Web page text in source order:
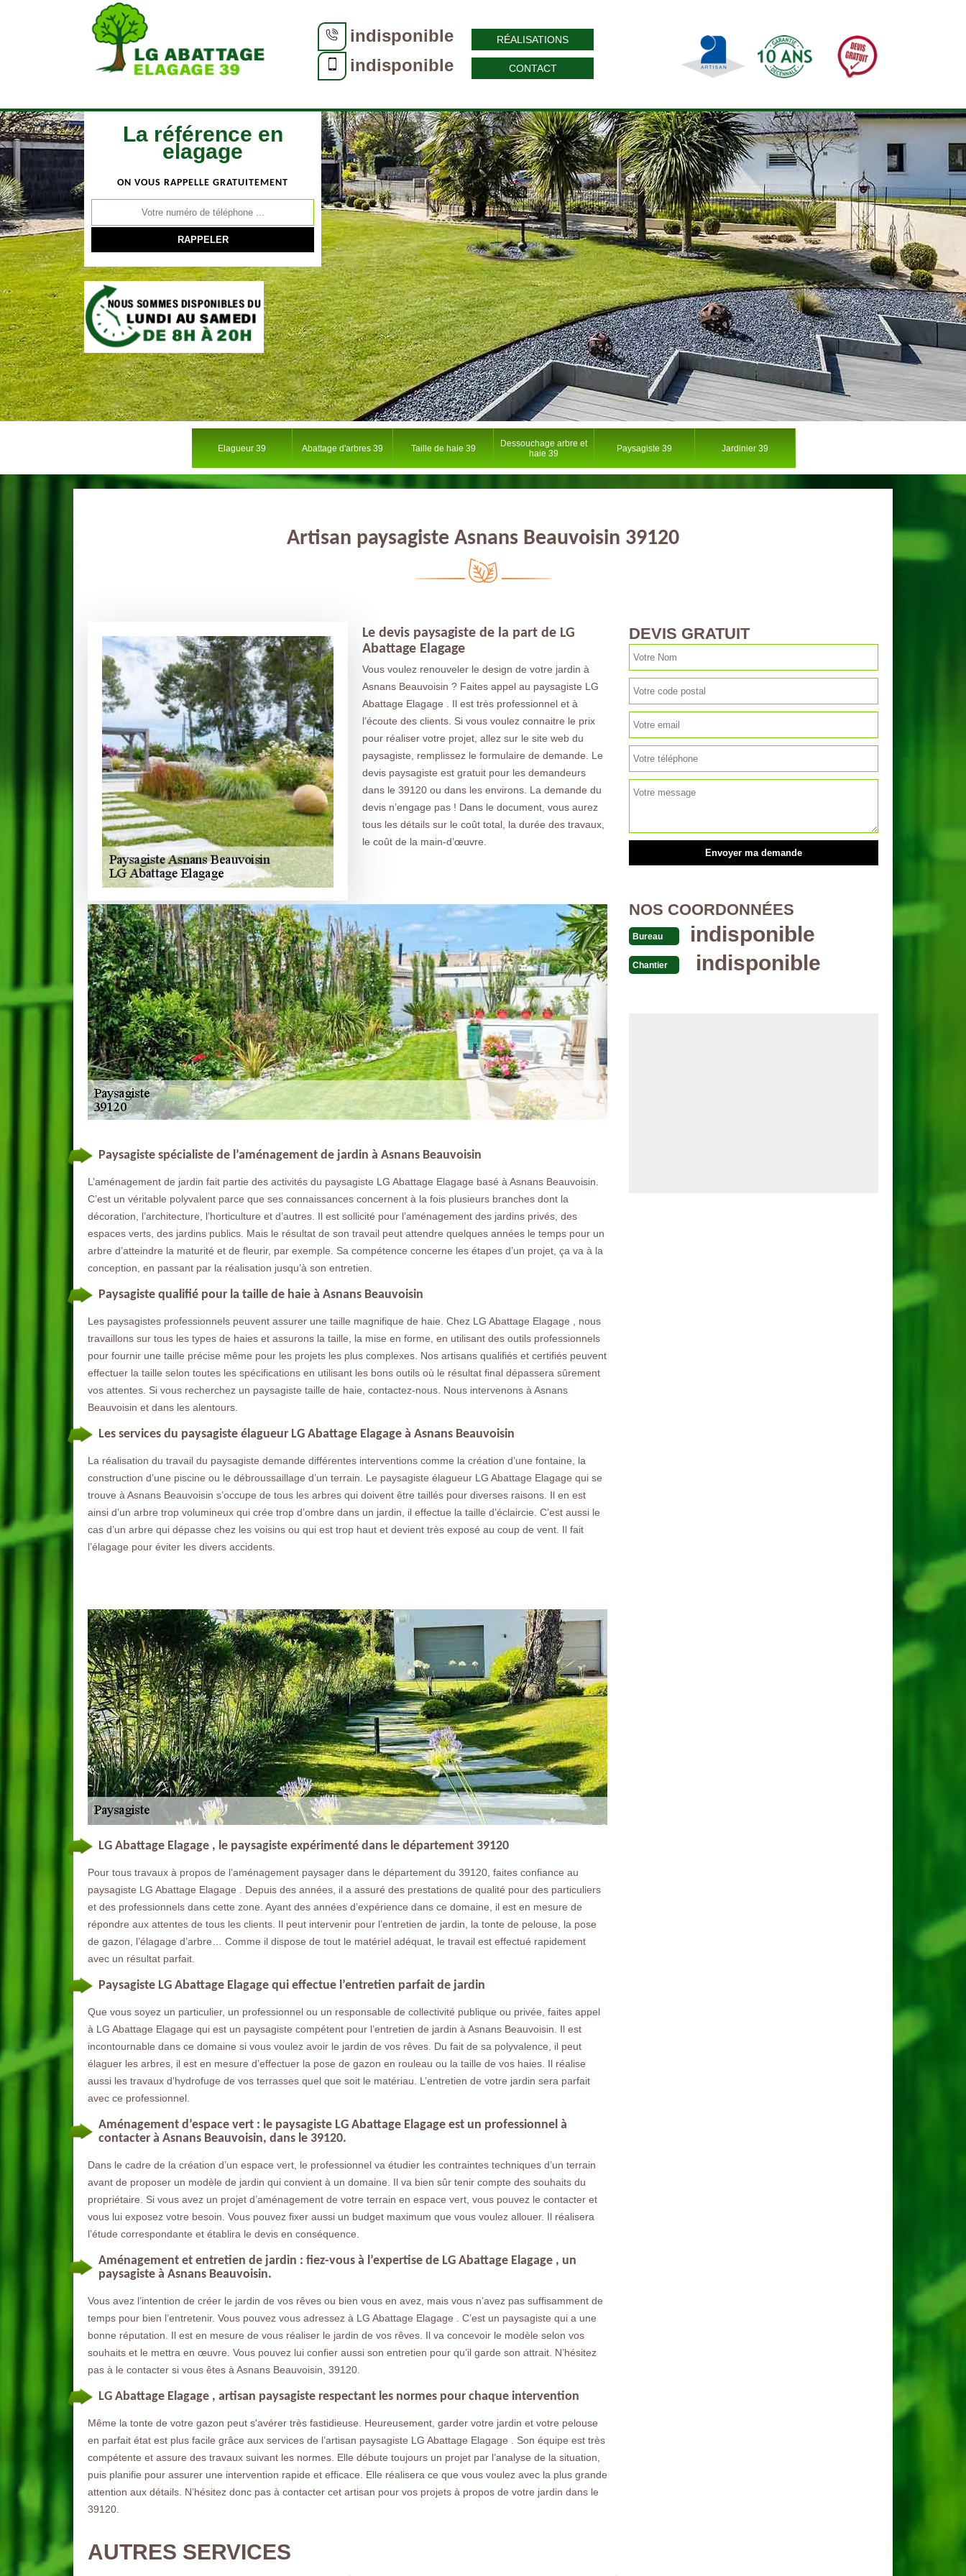
indisponible
indisponible
RÉALISATIONS
CONTACT
La référence en
elagage
ON VOUS RAPPELLE GRATUITEMENT
Elagueur 39 Abattage d'arbres 39 Taille de haie 39
Dessouchage arbre et
haie 39
Paysagiste 39 Jardinier 39
Artisan paysagiste Asnans Beauvoisin 39120
Le devis paysagiste de la part de LG
Abattage Elagage
Vous voulez renouveler le design de votre jardin à
Asnans Beauvoisin ? Faites appel au paysagiste LG
Abattage Elagage . Il est très professionnel et à
l’écoute des clients. Si vous voulez connaitre le prix
pour réaliser votre projet, allez sur le site web du
paysagiste, remplissez le formulaire de demande. Le
devis paysagiste est gratuit pour les demandeurs
dans le 39120 ou dans les environs. La demande du
devis n’engage pas ! Dans le document, vous aurez
tous les détails sur le coût total, la durée des travaux,
le coût de la main-d’œuvre.
Paysagiste spécialiste de l’aménagement de jardin à Asnans Beauvoisin
L’aménagement de jardin fait partie des activités du paysagiste LG Abattage Elagage basé à Asnans Beauvoisin.
C’est un véritable polyvalent parce que ses connaissances concernent à la fois plusieurs branches dont la
décoration, l’architecture, l’horticulture et d’autres. Il est sollicité pour l’aménagement des jardins privés, des
espaces verts, des jardins publics. Mais le résultat de son travail peut attendre quelques années le temps pour un
arbre d’atteindre la maturité et de fleurir, par exemple. Sa compétence concerne les étapes d’un projet, ça va à la
conception, en passant par la réalisation jusqu’à son entretien.
Paysagiste qualifié pour la taille de haie à Asnans Beauvoisin
Les paysagistes professionnels peuvent assurer une taille magnifique de haie. Chez LG Abattage Elagage , nous
travaillons sur tous les types de haies et assurons la taille, la mise en forme, en utilisant des outils professionnels
pour fournir une taille précise même pour les projets les plus complexes. Nos artisans qualifiés et certifiés peuvent
effectuer la taille selon toutes les spécifications en utilisant les bons outils où le résultat final dépassera sûrement
vos attentes. Si vous recherchez un paysagiste taille de haie, contactez-nous. Nous intervenons à Asnans
Beauvoisin et dans les alentours.
Les services du paysagiste élagueur LG Abattage Elagage à Asnans Beauvoisin
La réalisation du travail du paysagiste demande différentes interventions comme la création d’une fontaine, la
construction d’une piscine ou le débroussaillage d’un terrain. Le paysagiste élagueur LG Abattage Elagage qui se
trouve à Asnans Beauvoisin s’occupe de tous les arbres qui doivent être taillés pour diverses raisons. Il en est
ainsi d’un arbre trop volumineux qui crée trop d’ombre dans un jardin, il effectue la taille d’éclaircie. C’est aussi le
cas d’un arbre qui dépasse chez les voisins ou qui est trop haut et devient très exposé au coup de vent. Il fait
l’élagage pour éviter les divers accidents.
LG Abattage Elagage , le paysagiste expérimenté dans le département 39120
Pour tous travaux à propos de l’aménagement paysager dans le département du 39120, faites confiance au
paysagiste LG Abattage Elagage . Depuis des années, il a assuré des prestations de qualité pour des particuliers
et des professionnels dans cette zone. Ayant des années d’expérience dans ce domaine, il est en mesure de
répondre aux attentes de tous les clients. Il peut intervenir pour l’entretien de jardin, la tonte de pelouse, la pose
de gazon, l’élagage d’arbre… Comme il dispose de tout le matériel adéquat, le travail est effectué rapidement
avec un résultat parfait.
Paysagiste LG Abattage Elagage qui effectue l’entretien parfait de jardin
Que vous soyez un particulier, un professionnel ou un responsable de collectivité publique ou privée, faites appel
à LG Abattage Elagage qui est un paysagiste compétent pour l’entretien de jardin à Asnans Beauvoisin. Il est
incontournable dans ce domaine si vous voulez avoir le jardin de vos rêves. Du fait de sa polyvalence, il peut
élaguer les arbres, il est en mesure d’effectuer la pose de gazon en rouleau ou la taille de vos haies. Il réalise
aussi les travaux d’hydrofuge de vos terrasses quel que soit le matériau. L’entretien de votre jardin sera parfait
avec ce professionnel.
Aménagement d’espace vert : le paysagiste LG Abattage Elagage est un professionnel à
contacter à Asnans Beauvoisin, dans le 39120.
Dans le cadre de la création d’un espace vert, le professionnel va étudier les contraintes techniques d’un terrain
avant de proposer un modèle de jardin qui convient à un domaine. Il va bien sûr tenir compte des souhaits du
propriétaire. Si vous avez un projet d’aménagement de votre terrain en espace vert, vous pouvez le contacter et
vous lui exposez votre besoin. Vous pouvez fixer aussi un budget maximum que vous voulez allouer. Il réalisera
l’étude correspondante et établira le devis en conséquence.
Aménagement et entretien de jardin : fiez-vous à l’expertise de LG Abattage Elagage , un
paysagiste à Asnans Beauvoisin.
Vous avez l’intention de créer le jardin de vos rêves ou bien vous en avez, mais vous n’avez pas suffisamment de
temps pour bien l’entretenir. Vous pouvez vous adressez à LG Abattage Elagage . C’est un paysagiste qui a une
bonne réputation. Il est en mesure de vous réaliser le jardin de vos rêves. Il va concevoir le modèle selon vos
souhaits et le mettra en œuvre. Vous pouvez lui confier aussi son entretien pour qu’il garde son attrait. N’hésitez
pas à le contacter si vous êtes à Asnans Beauvoisin, 39120.
LG Abattage Elagage , artisan paysagiste respectant les normes pour chaque intervention
Même la tonte de votre gazon peut s'avérer très fastidieuse. Heureusement, garder votre jardin et votre pelouse
en parfait état est plus facile grâce aux services de l’artisan paysagiste LG Abattage Elagage . Son équipe est très
compétente et assure des travaux suivant les normes. Elle débute toujours un projet par l’analyse de la situation,
puis planifie pour assurer une intervention rapide et efficace. Elle réalisera ce que vous voulez avec la plus grande
attention aux détails. N’hésitez donc pas à contacter cet artisan pour vos projets à propos de votre jardin dans le
39120.
DEVIS GRATUIT
NOS COORDONNÉES
Bureau indisponible
Chantier indisponible
AUTRES SERVICES